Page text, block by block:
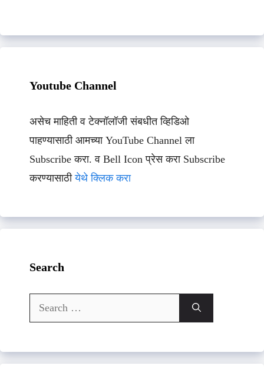
Youtube Channel
असेच माहिती व टेक्नॉलॉजी संबधीत व्हिडिओ
पाहण्यासाठी आमच्या YouTube Channel ला
Subscribe करा. व Bell Icon प्रेस करा Subscribe
करण्यासाठीयेथे क्लिक करा
Search
Search
for: